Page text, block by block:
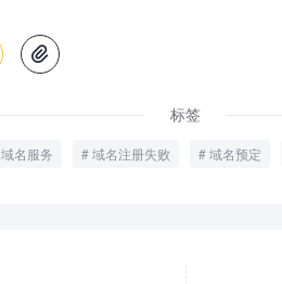

标签
域名服务 域名注册失败 域名预定